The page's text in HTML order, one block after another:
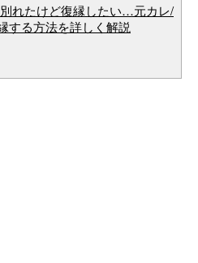
れたけど復縁したい…元カレ/
する方法を詳しく解説